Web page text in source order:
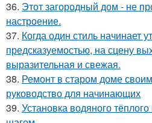
36. Этот загородный дом - не
настроение.
37. Когда один стиль начинает
предсказуемостью, на сцену
выразительная и свежая.
38. Ремонт в старом доме
руководство для начинающих
39. Установка водяного